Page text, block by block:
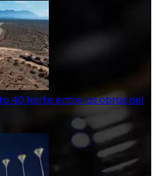
40 Norte entre las obras del